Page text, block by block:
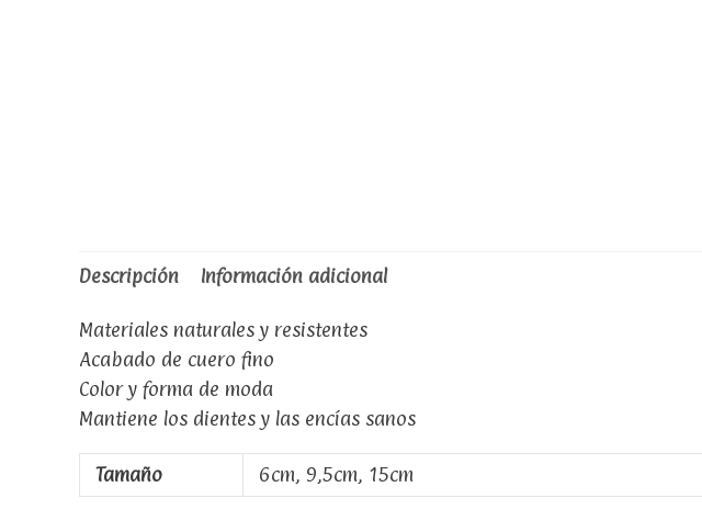
Descripción Información adicional
Materiales naturales y resistentes
Acabado de cuero fino
Color y forma de moda
Mantiene los dientes y las encías sanos
Tamaño 6cm, 9,5cm, 15cm